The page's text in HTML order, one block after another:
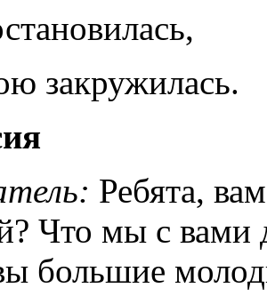
закружилась.
Ребята,
Что мы с вами
большие